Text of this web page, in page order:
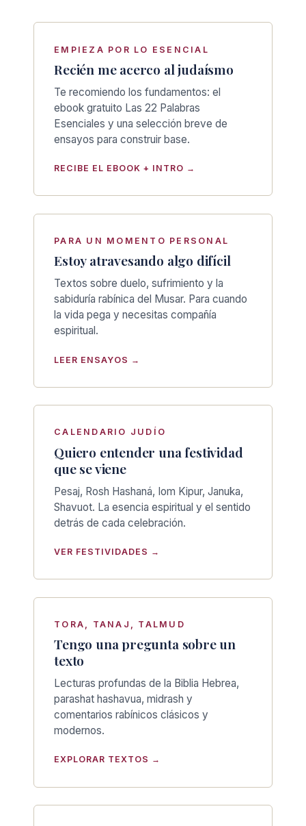
EMPIEZA POR LO ESENCIAL
Recién me acerco al judaísmo
Te recomiendo los fundamentos: el
ebook gratuito Las 22 Palabras
Esenciales y una selección breve de
ensayos para construir base.
RECIBE EL EBOOK + INTRO →
PARA UN MOMENTO PERSONAL
Estoy atravesando algo difícil
Textos sobre duelo, sufrimiento y la
sabiduría rabínica del Musar. Para cuando
la vida pega y necesitas compañía
espiritual.
LEER ENSAYOS →
CALENDARIO JUDÍO
Quiero entender una festividad
que se viene
Pesaj, Rosh Hashaná, Iom Kipur, Januka,
Shavuot. La esencia espiritual y el sentido
detrás de cada celebración.
VER FESTIVIDADES →
TORA, TANAJ, TALMUD
Tengo una pregunta sobre un
texto
Lecturas profundas de la Biblia Hebrea,
parashat hashavua, midrash y
comentarios rabínicos clásicos y
modernos.
EXPLORAR TEXTOS →